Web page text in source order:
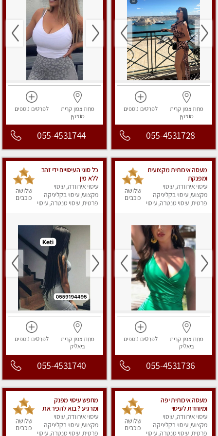
מחוז צפוןקרית
מוצקין
לפרטים נוספים
055-4531728
מחוז צפוןקרית
מוצקין
לפרטים נוספים
055-4531744
מעסה איכותית מקצועית
ומפנקת
עיסוי אירוודה, עיסוי
מקצועי, עיסוי בקליניקה
פרטית, עיסוי טנטרה, עיסוי
שלושה
כוכבים
מחוז צפוןקרית
ביאליק
לפרטים נוספים
055-4531736
כל סוגי העיסויים ידי זהב
ללא מין
עיסוי אירוודה, עיסוי
מקצועי, עיסוי בקליניקה
פרטית, עיסוי טנטרה, עיסוי
שלושה
כוכבים
מחוז צפוןקרית
ביאליק
לפרטים נוספים
055-4531740
מעסה איכותית יפה
ומיוחדת לעיסוי
עיסוי אירוודה, עיסוי
מקצועי, עיסוי בקליניקה
פרטית, עיסוי טנטרה, עיסוי
שלושה
כוכבים
מחפש עיסוי מפנק
ומרגיע ? בוא להכיר את
הצוות המעסות החדשות
שלנו.
עיסוי אירוודה, עיסוי
מקצועי, עיסוי בקליניקה
פרטית, עיסוי טנטרה, עיסוי
שלושה
כוכבים